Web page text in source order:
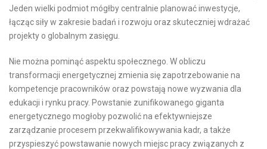
Jeden wielki podmiot mógłby centralnie planować inwestycje,
łącząc siły w zakresie badań i rozwoju oraz skuteczniej wdrażać
projekty o globalnym zasięgu.
Nie można pominąć aspektu społecznego. W obliczu
transformacji energetycznej zmienia się zapotrzebowanie na
kompetencje pracowników oraz powstają nowe wyzwania dla
edukacji i rynku pracy. Powstanie zunifikowanego giganta
energetycznego mogłoby pozwolić na efektywniejsze
zarządzanie procesem przekwalifikowywania kadr, a także
przyspieszyć powstawanie nowych miejsc pracy związanych z